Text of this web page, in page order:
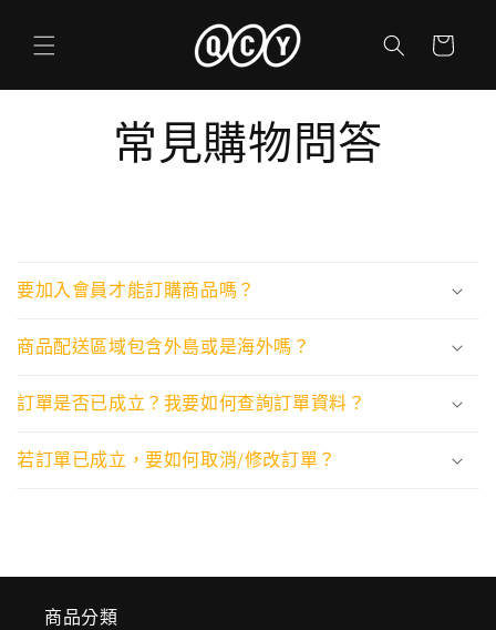
容
物
常見購物問答
摺
疊
的
內
容
要加入會員才能訂購商品嗎？
商品配送區域包含外島或是海外嗎？
訂單是否已成立？我要如何查詢訂單資料？
若訂單已成立，要如何取消/修改訂單？
商品分類